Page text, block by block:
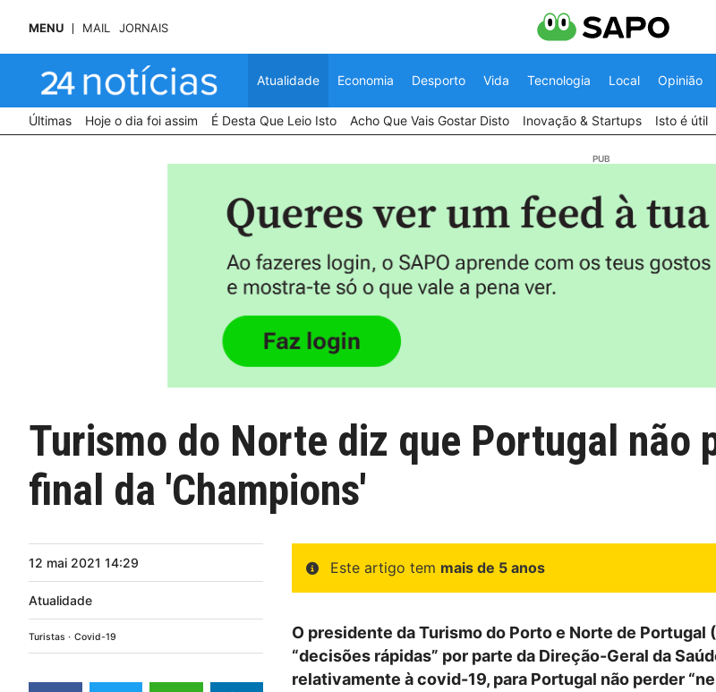
MENU MAIL JORNAIS
Atualidade Economia Desporto Vida Tecnologia Local Opinião
Últimas Hoje o dia foi assim É Desta Que Leio Isto Acho Que Vais Gostar Disto Inovação & Startups Isto é útil
Turismo do Norte diz que Portugal não
final da 'Champions'
12 mai 2021 14:29
Atualidade
Turistas Covid-19
Este artigo tem mais de 5 anos
O presidente da Turismo do Porto e Norte de Portugal
“decisões rápidas” por parte da Direção-Geral da
relativamente à covid-19, para Portugal não perder